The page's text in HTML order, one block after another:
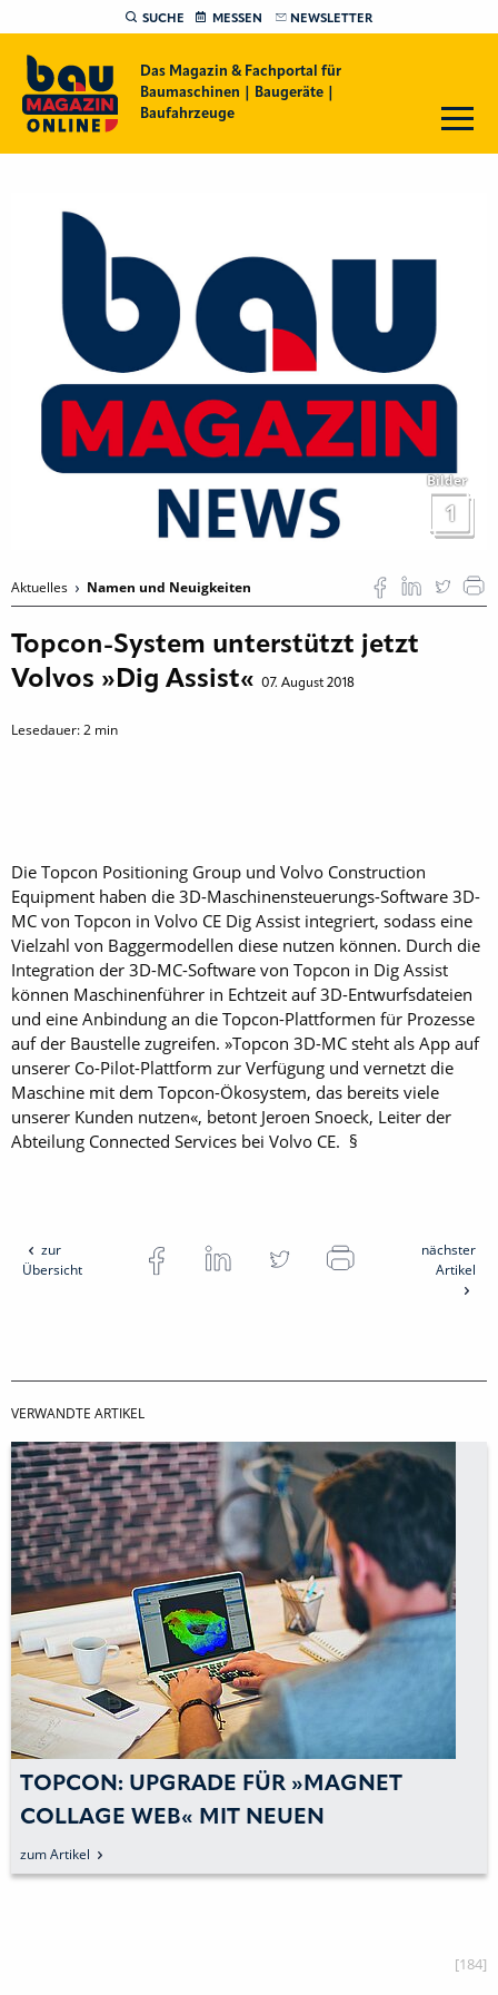
SUCHE MESSEN NEWSLETTER
Das Magazin & Fachportal für
Baumaschinen | Baugeräte |
Baufahrzeuge
Bilder
1
Aktuelles Namen und Neuigkeiten
Topcon-System ­unterstützt jetzt
Volvos »Dig Assist« 07. August 2018
Lesedauer:2 min
Die Topcon Positioning Group und Volvo Construction
Equipment haben die 3D-Maschinensteuerungs-Software 3D-
MC von Topcon in Volvo CE Dig Assist integriert, sodass eine
Vielzahl von Baggermodellen diese nutzen können. Durch die
Integration der 3D-MC-Software von Topcon in Dig Assist
können Maschinenführer in Echtzeit auf 3D-Entwurfs­dateien
und eine Anbindung an die Topcon-Plattformen für Prozesse
auf der Baustelle zugreifen. »Topcon 3D-MC steht als App auf
unserer Co-Pilot-Plattform zur Verfügung und vernetzt die
Maschine mit dem Topcon-Ökosystem, das bereits viele
unserer Kunden nutzen«, betont Jeroen Snoeck, Leiter der
Abteilung Connected Services bei Volvo CE. §
zur
Übersicht
nächster
Artikel
VERWANDTE ARTIKEL
TOPCON: UPGRADE FÜR »MAGNET
COLLAGE WEB« MIT NEUEN
FUNKTIONEN VORGESTELLT
zum Artikel
[184]